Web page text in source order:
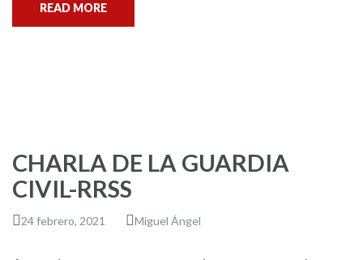
READ MORE
CHARLA DE LA GUARDIA
CIVIL-RRSS
24 febrero, 2021 Miguel Ángel